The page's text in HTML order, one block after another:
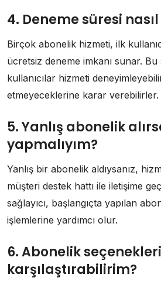
4. Deneme süresi nasıl
Birçok abonelik hizmeti, ilk
ücretsiz deneme imkanı sunar.
kullanıcılar hizmeti
etmeyeceklerine karar verebilirler.
5. Yanlış abonelik
yapmalıyım?
Yanlış bir abonelik aldıysanız,
müşteri destek hattı ile iletişime
sağlayıcı, başlangıçta yapılan
işlemlerine yardımcı olur.
6. Abonelik
karşılaştırabilirim?